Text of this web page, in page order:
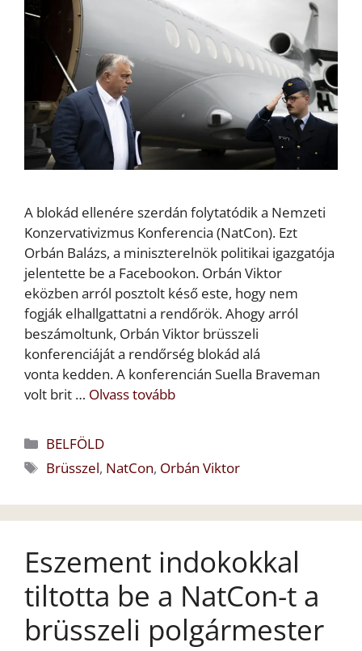
A blokád ellenére szerdán folytatódik a Nemzeti
Konzervativizmus Konferencia (NatCon). Ezt
Orbán Balázs, a miniszterelnök politikai igazgatója
jelentette be a Facebookon. Orbán Viktor
eközben arról posztolt késő este, hogy nem
fogják elhallgattatni a rendőrök. Ahogy arról
beszámoltunk, Orbán Viktor brüsszeli
konferenciáját a rendőrség blokád alá
vonta kedden. A konferencián Suella Braveman
volt brit … Olvass tovább
Kategória
BELFÖLD
Címkék
Brüsszel, NatCon, Orbán Viktor
Eszement indokokkal
tiltotta be a NatCon-t a
brüsszeli polgármester